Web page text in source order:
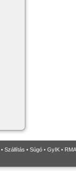
• Szállítás • Súgó • GyIK • RMA